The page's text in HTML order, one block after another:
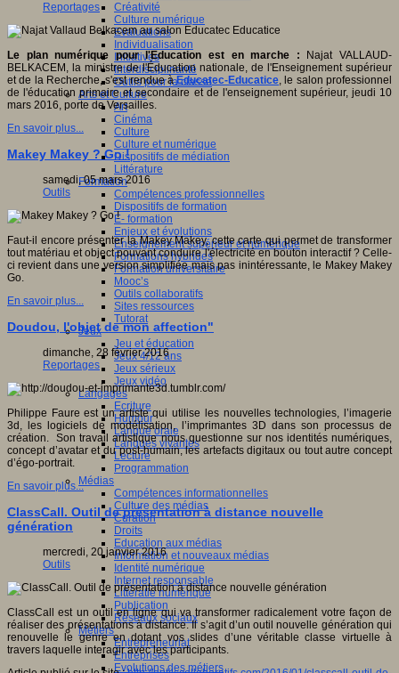
Créativité
Culture numérique
Evaluations
Individualisation
Initiatives
Interdisciplinarité
Outils pour la classe
Arts et Culture
Art
Cinéma
Culture
Culture et numérique
Dispositifs de médiation
Littérature
Formation
Compétences professionnelles
Dispositifs de formation
E- formation
Enjeux et évolutions
Enseignement supérieur et numérique
Formations hybrides
Formation universitaire
Mooc’s
Outils collaboratifs
Sites ressources
Tutorat
Jeux
Jeu et éducation
Jeux 4/12 ans
Jeux sérieux
Jeux vidéo
Langages
Ecriture
Humour
Langue orale
Langues vivantes
Lecture
Programmation
Médias
Compétences informationnelles
Culture des médias
Curation
Droits
Education aux médias
Information et nouveaux médias
Identité numérique
Internet responsable
Littératie numérique
Publication
Réseaux sociaux
Métiers
Entrepreneuriat
Entreprises
Evolutions des métiers
Reportages
Le plan numérique pour l'Education est en marche :
Najat VALLAUD-
BELKACEM, la ministre de l'Éducation nationale, de l'Enseignement supérieur
et de la Recherche, s'est rendue àEducatec-Educatice, le salon professionnel
de l'éducation primaire et secondaire et de l'enseignement supérieur, jeudi 10
mars 2016, porte de Versailles.
En savoir plus...
Makey Makey ? Go !
samedi, 05 mars 2016
Outils
Faut-il encore présenter la Makey Makey, cette carte qui permet de transformer
tout matériau et object pouvant conduire l'électricité en bouton interactif ? Celle-
ci revient dans une version simplifiée mais pas inintéressante, le Makey Makey
Go.
En savoir plus...
Doudou, l'objet de mon affection"
dimanche, 28 février 2016
Reportages
Philippe Faure est un artiste qui utilise les nouvelles technologies, l’imagerie
3d, les logiciels de modélisation, l’imprimantes 3D dans son processus de
création. Son travail artistique nous questionne sur nos identités numériques,
concept d’avatar et du post-humain, les artefacts digitaux ou tout autre concept
d’égo-portrait.
En savoir plus...
ClassCall. Outil de présentation à distance nouvelle
génération
mercredi, 20 janvier 2016
Outils
ClassCall est un outil en ligne qui va transformer radicalement votre façon de
réaliser des présentations à distance. Il s’agit d’un outil nouvelle génération qui
renouvelle le genre en dotant vos slides d’une véritable classe virtuelle à
travers laquelle interagir avec les participants.